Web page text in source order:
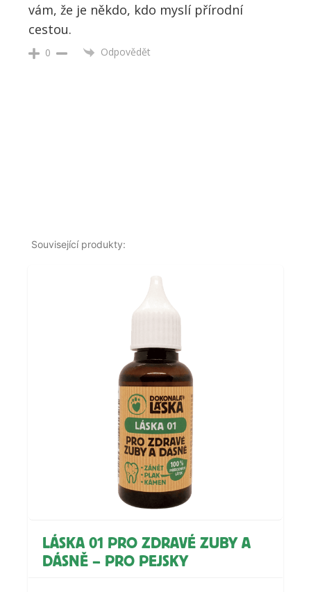
vám, že je někdo, kdo myslí přírodní
cestou.
0 Odpovědět
Související produkty:
LÁSKA 01 PRO ZDRAVÉ ZUBY A
DÁSNĚ – PRO PEJSKY